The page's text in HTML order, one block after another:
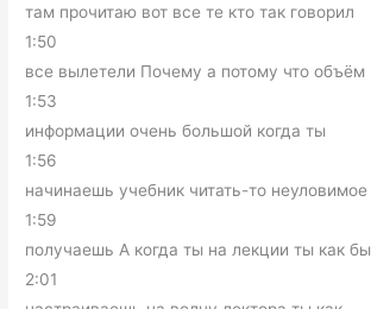
там прочитаю вот все те кто так говорил
1:50
все вылетели Почему а потому что объём
1:53
информации очень большой когда ты
1:56
начинаешь учебник читать-то неуловимое
1:59
получаешь А когда ты на лекции ты как бы
2:01